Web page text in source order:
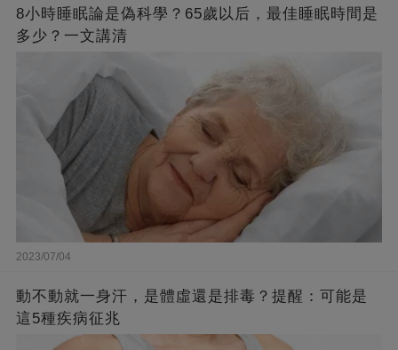
8小時睡眠論是偽科學？65歲以后，最佳睡眠時間是
多少？一文講清
2023/07/04
動不動就一身汗，是體虛還是排毒？提醒：可能是
這5種疾病征兆